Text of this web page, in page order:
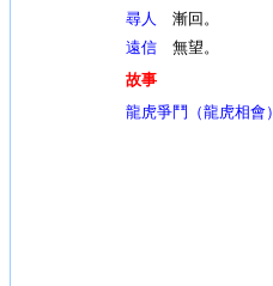
尋人 漸回。
遠信無望。
故事
龍虎爭鬥（龍虎相會）